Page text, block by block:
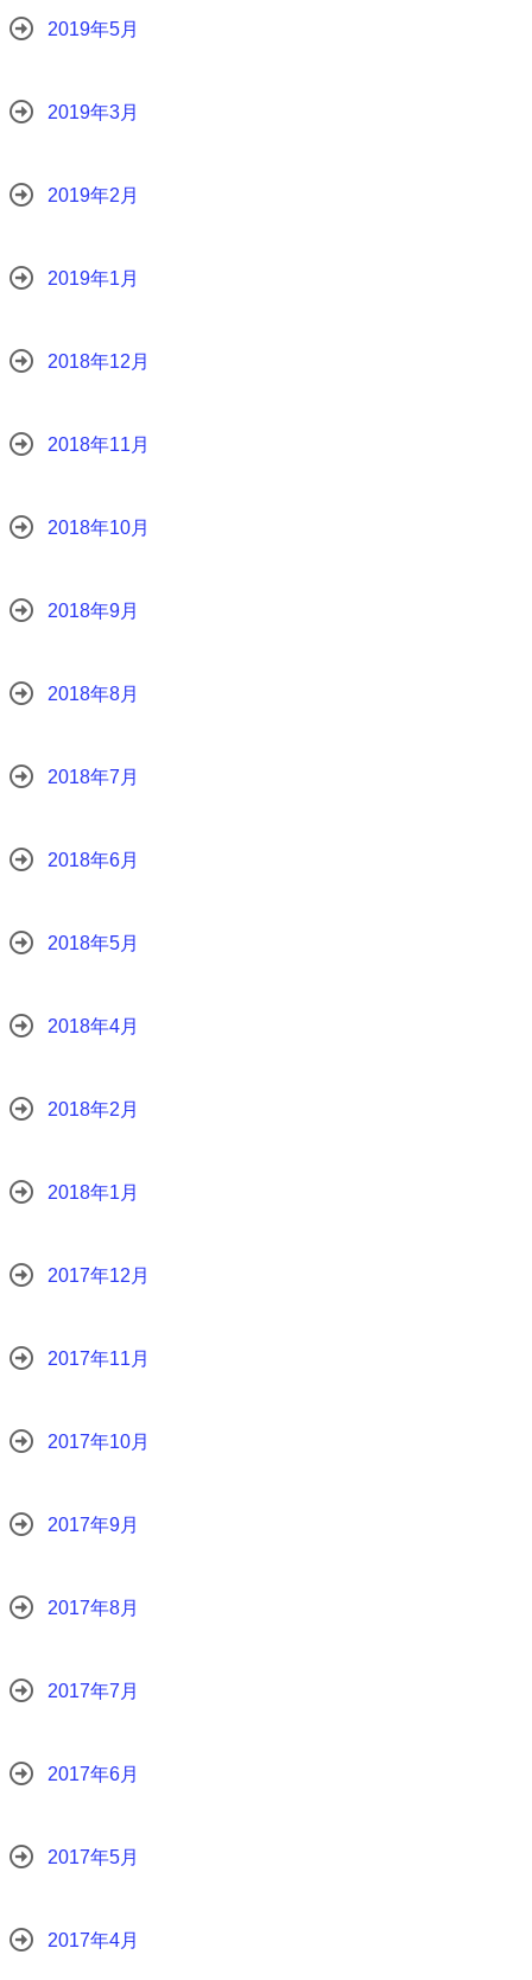
2019年5月
2019年3月
2019年2月
2019年1月
2018年12月
2018年11月
2018年10月
2018年9月
2018年8月
2018年7月
2018年6月
2018年5月
2018年4月
2018年2月
2018年1月
2017年12月
2017年11月
2017年10月
2017年9月
2017年8月
2017年7月
2017年6月
2017年5月
2017年4月